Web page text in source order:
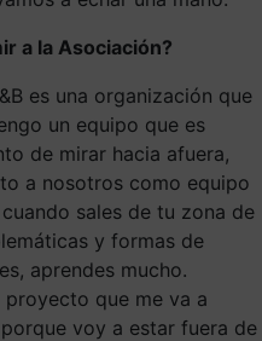
a la Asociación?
es una organización que
un equipo que es
de mirar hacia afuera,
a nosotros como equipo
sales de tu zona de
y formas de
aprendes mucho.
proyecto que me va a
voy a estar fuera de